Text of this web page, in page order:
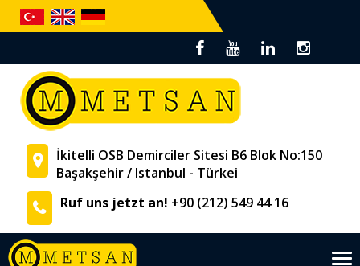
İkitelli OSB Demirciler Sitesi B6 Blok No:150
Başakşehir / Istanbul - Türkei
Ruf uns jetzt an! +90 (212) 549 44 16